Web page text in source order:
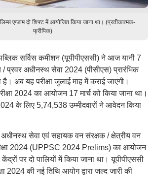
एग्जाम दो शिफ्ट में आयोजित किया जाना था। (प्रतीकात्मक-
फ्रीपिक)
सर्विस कमीशन (यूपीपीएससी) ने आज यानी 7
/ प्रवर अधीनस्थ सेवा 2024 (पीसीएस) प्रारंभिक
है। अब यह परीक्षा जुलाई माह में कराई जाएगी।
2024 का आयोजन 17 मार्च को किया जाना था।
के लिए 5,74,538 उम्मीदवारों ने आवेदन किया
अधीनस्थ सेवा एवं सहायक वन संरक्षक / क्षेत्रीय वन
2024 (UPPSC 2024 Prelims) का आयोजन
केंद्रों पर दो पालियों में किया जाना था। यूपीपीएससी
2024 की नई तिथि आयोग द्वारा जल्द जारी की